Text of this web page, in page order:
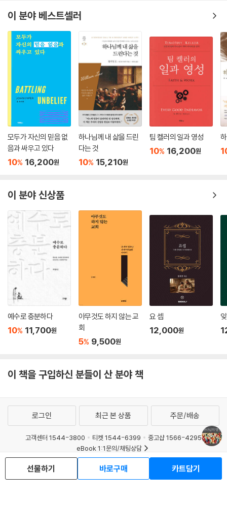
이 분야 베스트셀러
모두가 자신의 믿음 없
음과 싸우고 있다
10% 16,200원
하나님께 내 삶을 드린
다는 것
10% 15,210원
팀 켈러의 일과 영성
10% 16,200원
이 분야 신상품
예수로 충분하다
10% 11,700원
아무것도 하지 않는 교
회
5% 9,500원
요 셉
12,000원
이 책을 구입하신 분들이 산 분야 책
선물하기 바로구매 카트담기
로그인 최근 본 상품 주문/배송
고객센터 1544-3800 티켓 1544-6399
중고샵 1566-4295
eBook 1:1문의/채팅상담
예스이십사(주) 사업자 정보
이용약관
개인정보처리방침
청소년보호정책